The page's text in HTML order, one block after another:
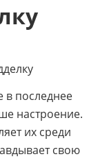
в последнее
настроение.
их среди
свою